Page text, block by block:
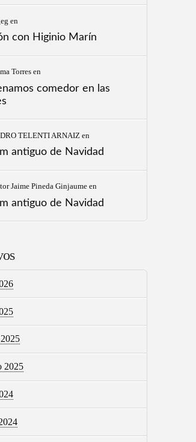
en
con Higinio Marín
Torresen
comedor en las
TELENTI ARNAIZen
antiguo de Navidad
Jaime Pineda Ginjaume en
antiguo de Navidad
2025